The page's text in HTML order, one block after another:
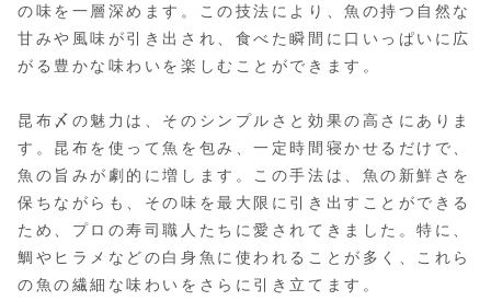
の味を一層深めます。この技法により、魚の持つ自然な
甘みや風味が引き出され、食べた瞬間に口いっぱいに広
がる豊かな味わいを楽しむことができます。
昆布〆の魅力は、そのシンプルさと効果の高さにありま
す。昆布を使って魚を包み、一定時間寝かせるだけで、
魚の旨みが劇的に増します。この手法は、魚の新鮮さを
保ちながらも、その味を最大限に引き出すことができる
ため、プロの寿司職人たちに愛されてきました。特に、
鯛やヒラメなどの白身魚に使われることが多く、これら
の魚の繊細な味わいをさらに引き立てます。